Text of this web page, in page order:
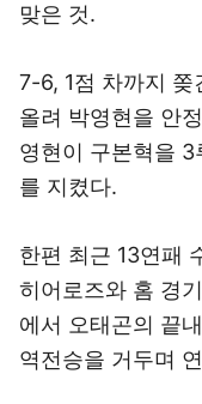
맞은 것.
7-6, 1점 차까지
올려 박영현을 안
영현이 구본혁을 3
를 지켰다.
한편 최근 13연패
히어로즈와 홈 경
에서 오태곤의 끝
역전승을 거두며